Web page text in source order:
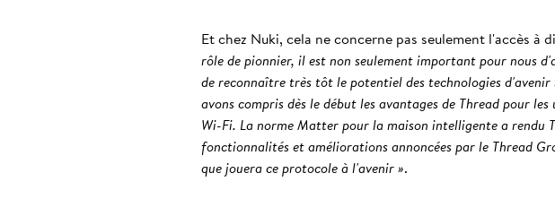
Et chez Nuki, cela ne concerne pas seulement l'accès à
rôle de pionnier, il est non seulement important pour nous
de reconnaître très tôt le potentiel des technologies d'avenir
avons compris dès le début les avantages de Thread pour
Wi-Fi. La norme Matter pour la maison intelligente a rendu
fonctionnalités et améliorations annoncées par le Thread
que jouera ce protocole à l'avenir ».